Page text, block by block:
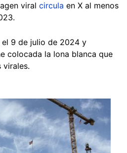
viral circula en X al menos
9 de julio de 2024 y
colocada la lona blanca que
virales.